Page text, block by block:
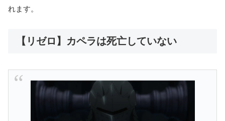
れます。
【リゼロ】カペラは死亡していない